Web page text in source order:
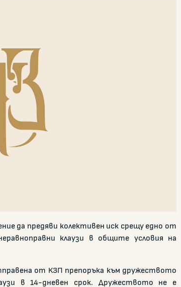
да предяви колективен иск срещу едно от
клаузи в общите условия на
от КЗП препоръка към дружеството
в 14-дневен срок. Дружеството не е